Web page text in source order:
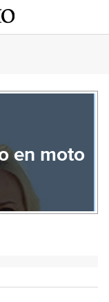
en moto